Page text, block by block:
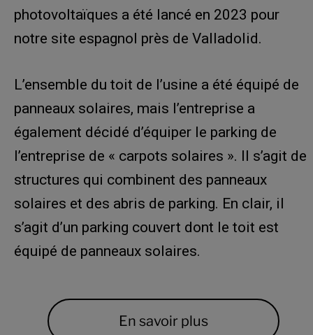
photovoltaïques a été lancé en 2023 pour
notre site espagnol près de Valladolid.
L’ensemble du toit de l’usine a été équipé de
panneaux solaires, mais l’entreprise a
également décidé d’équiper le parking de
l’entreprise de « carpots solaires ». Il s’agit de
structures qui combinent des panneaux
solaires et des abris de parking. En clair, il
s’agit d’un parking couvert dont le toit est
équipé de panneaux solaires.
En savoir plus